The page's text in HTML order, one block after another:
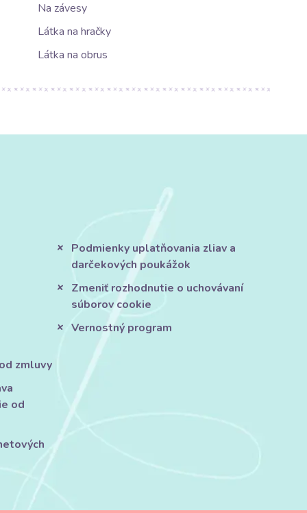
Na závesy
Látka na hračky
Látka na obrus
zmluvy
od
Podmienky uplatňovania zliav a
darčekových poukážok
Zmeniť rozhodnutie o uchovávaní
súborov cookie
Vernostný program